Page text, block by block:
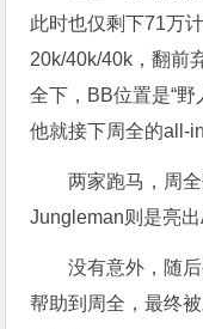
此时也仅剩下71万
20k/40k/40k，翻前
全下，BB位置是“
他就接下周全的all-in
两家跑马，周
Jungleman则是亮
没有意外，随
帮助到周全，最终